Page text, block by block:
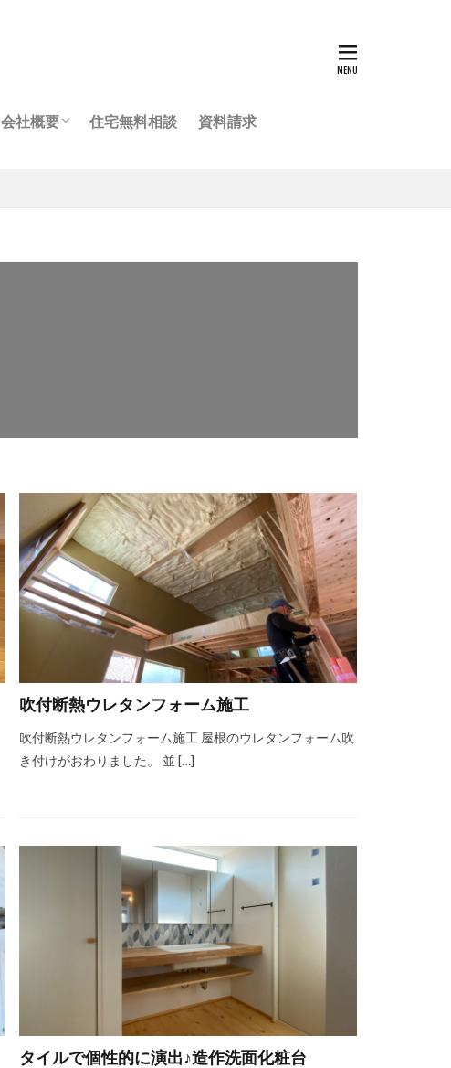
会社概要 住宅無料相談 資料請求
吹付断熱ウレタンフォーム施工
吹付断熱ウレタンフォーム施工 屋根のウレタンフォーム吹
き付けがおわりました。 並 […]
タイルで個性的に演出♪造作洗面化粧台